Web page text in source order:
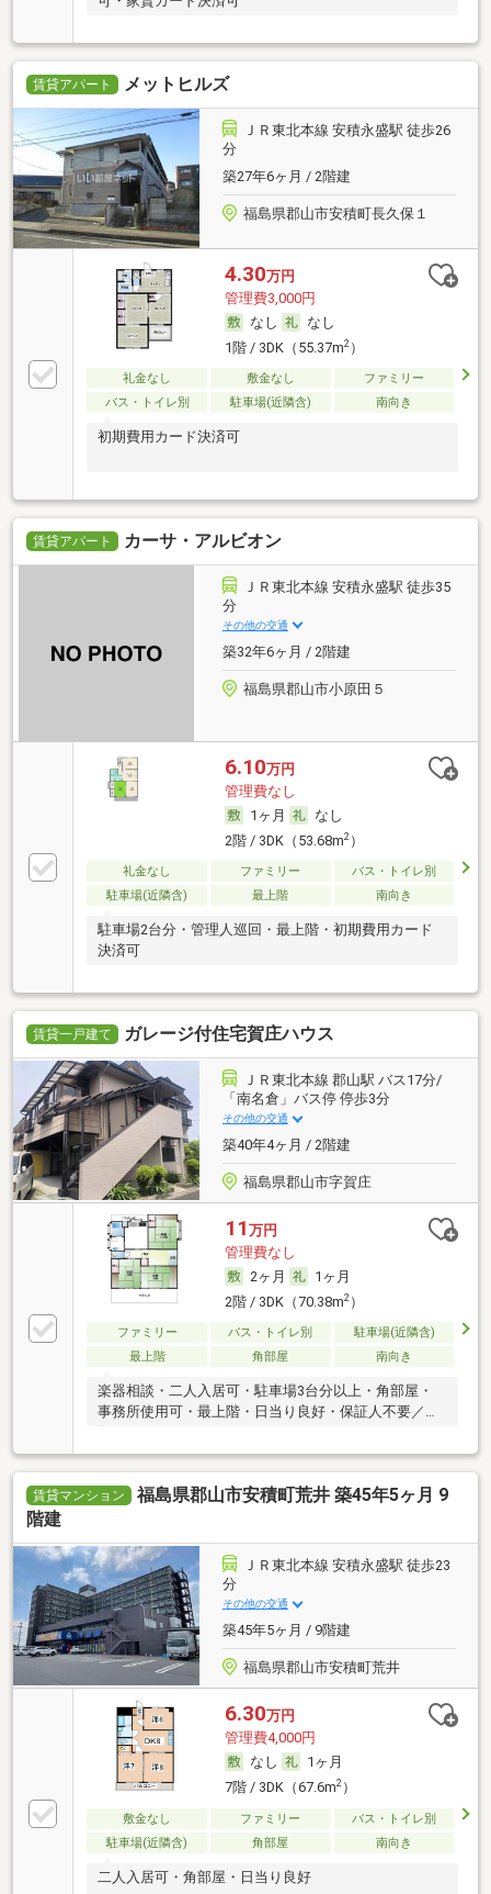
賃貸アパート メットヒルズ
ＪＲ東北本線 安積永盛駅 徒歩26
分
築27年6ヶ月 / 2階建
福島県郡山市安積町長久保１
4.30万円
管理費3,000円
なし
なし
1階 / 3DK（55.37m2）
礼金なし 敷金なし
ファミリー
バス・トイレ別
駐車場(近隣含) 南向き
初期費用カード決済可
賃貸アパート カーサ・アルビオン
ＪＲ東北本線 安積永盛駅 徒歩35
分
その他の交通
築32年6ヶ月 / 2階建
福島県郡山市小原田５
6.10万円
管理費なし
1ヶ月
なし
2階 / 3DK（53.68m2）
礼金なし ファミリー
バス・トイレ別
駐車場(近隣含)
最上階 南向き
駐車場2台分・管理人巡回・最上階・初期費用カード
決済可
賃貸一戸建て ガレージ付住宅賀庄ハウス
ＪＲ東北本線 郡山駅 バス17分/
「南名倉」バス停 停歩3分
その他の交通
築40年4ヶ月 / 2階建
福島県郡山市字賀庄
11 万円
管理費なし
2ヶ月
1ヶ月
2階 / 3DK（70.38m2）
ファミリー バス・トイレ別
駐車場(近隣含)
最上階
角部屋 南向き
楽器相談・二人入居可・駐車場3台分以上・角部屋・
事務所使用可・最上階・日当り良好・保証人不要／代
賃貸マンション
福島県郡山市安積町荒井 築45年5ヶ月 9
階建
ＪＲ東北本線 安積永盛駅 徒歩23
分
その他の交通
築45年5ヶ月 / 9階建
福島県郡山市安積町荒井
6.30万円
管理費4,000円
なし
1ヶ月
7階 / 3DK（67.6m2）
敷金なし ファミリー
バス・トイレ別
駐車場(近隣含)
角部屋 南向き
二人入居可・角部屋・日当り良好